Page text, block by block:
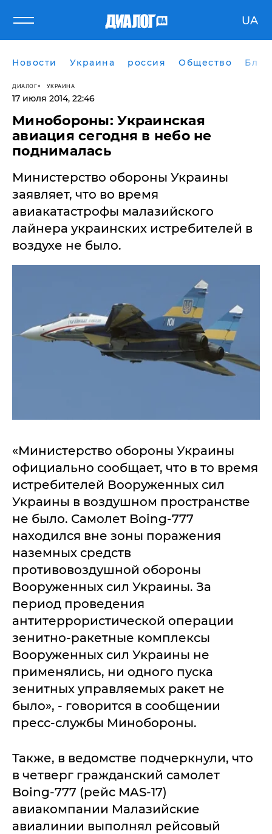
UA
Новости Украина россия Общество
ДИАЛОГ УКРАИНА
17 июля 2014, 22:46
Минобороны: Украинская
авиация сегодня в небо не
поднималась
Министерство обороны Украины
заявляет, что во время
авиакатастрофы малазийского
лайнера украинских истребителей в
воздухе не было.
«Министерство обороны Украины
официально сообщает, что в то время
истребителей Вооруженных сил
Украины в воздушном пространстве
не было. Самолет Boing-777
находился вне зоны поражения
наземных средств
противовоздушной обороны
Вооруженных сил Украины. За
период проведения
антитеррористической операции
зенитно-ракетные комплексы
Вооруженных сил Украины не
применялись, ни одного пуска
зенитных управляемых ракет не
было», - говорится в сообщении
пресс-службы Минобороны.
Также, в ведомстве подчеркнули, что
в четверг гражданский самолет
Boing-777 (рейс MAS-17)
авиакомпании Малазийские
авиалинии выполнял рейсовый